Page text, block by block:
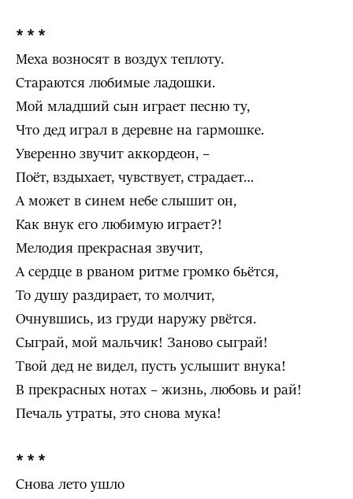
* * *
Меха возносят в воздух теплоту.
Стараются любимые ладошки.
Мой младший сын играет песню ту,
Что дед играл в деревне на гармошке.
Уверенно звучит аккордеон, –
Поёт, вздыхает, чувствует, страдает…
А может в синем небе слышит он,
Как внук его любимую играет?!
Мелодия прекрасная звучит,
А сердце в рваном ритме громко бьётся,
То душу раздирает, то молчит,
Очнувшись, из груди наружу рвётся.
Сыграй, мой мальчик! Заново сыграй!
Твой дед не видел, пусть услышит внука!
В прекрасных нотах – жизнь, любовь и рай!
Печаль утраты, это снова мука!
* * *
Снова лето ушло